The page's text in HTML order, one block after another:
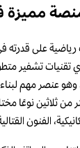
على قدرته
تقنيات تشفير
عنصر مهم لبناء
ثلاثين نوعًا
الفنون